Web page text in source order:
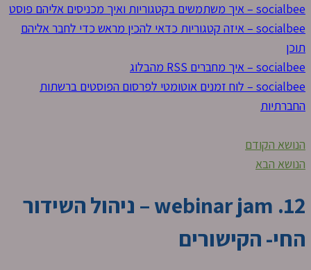
socialbee – איך משתמשים בקטגוריות ואיך מכניסים אליהם פוסט
socialbee – איזה קטגוריות כדאי להכין מראש כדי לחבר אליהם
תוכן
socialbee – איך מחברים RSS מהבלוג
socialbee – לוח זמנים אוטומטי לפרסום הפוסטים ברשתות
החברתיות
הנושא הקודם
הנושא הבא
12. webinar jam – ניהול השידור
החי- הקישורים